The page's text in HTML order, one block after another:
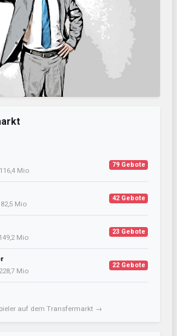
Mio
79 Gebote
Mio
42 Gebote
Mio
23 Gebote
Mio
22 Gebote
auf dem Transfermarkt →